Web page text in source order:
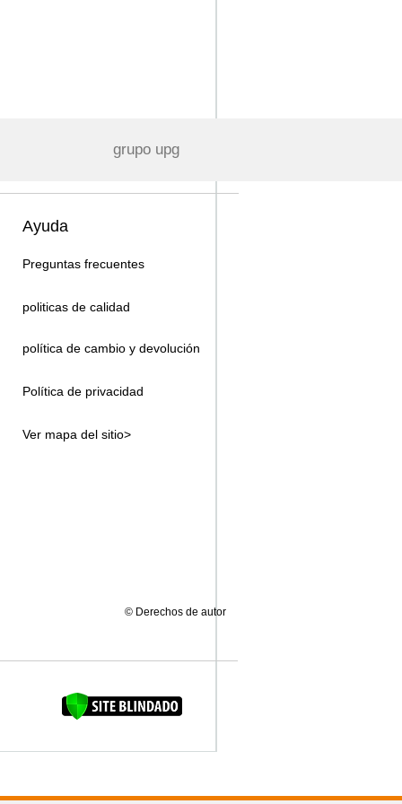
grupo upg
Ayuda
Preguntas frecuentes
politicas de calidad
política de cambio y devolución
Política de privacidad
Ver mapa del sitio>
© Derechos de autor